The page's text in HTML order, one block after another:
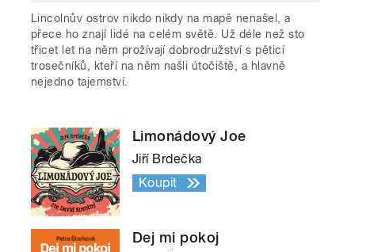
Lincolnův ostrov nikdo nikdy na mapě nenašel, a
přece ho znají lidé na celém světě. Už déle než sto
třicet let na něm prožívají dobrodružství s pěticí
trosečníků, kteří na něm našli útočiště, a hlavně
nejedno tajemství.
Limonádový Joe
Jiří Brdečka
Koupit
Dej mi pokoj